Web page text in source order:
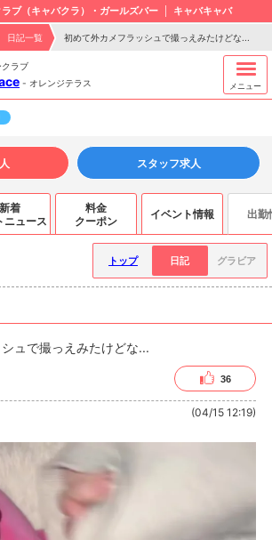
ブ（キャバクラ）・ガールズバー キャバキャバ
日記一覧 初めて外カメフラッシュで撮っえみたけどな...
ラブ
- オレンジテラス メニュー
スタッフ求人
新着
ニュース
料金
クーポン
イベント情報 出勤
トップ 日記 グラビア
ュで撮っえみたけどな...
36
(04/15 12:19)